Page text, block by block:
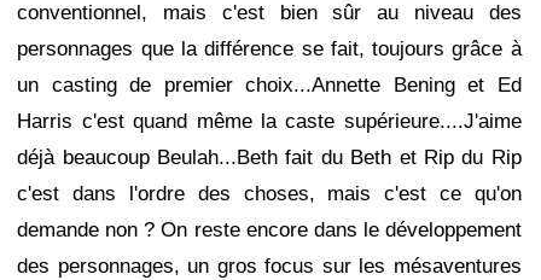
conventionnel, mais c'est bien sûr au niveau des
personnages que la différence se fait, toujours grâce à
un casting de premier choix...Annette Bening et Ed
Harris c'est quand même la caste supérieure....J'aime
déjà beaucoup Beulah...Beth fait du Beth et Rip du Rip
c'est dans l'ordre des choses, mais c'est ce qu'on
demande non ? On reste encore dans le développement
des personnages, un gros focus sur les mésaventures